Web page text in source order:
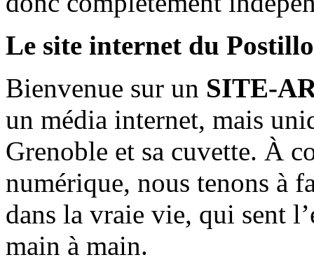
Le site internet du
Bienvenue sur un SITE-
un média internet, mais
Grenoble et sa cuvette. À
numérique, nous tenons à
dans la vraie vie, qui sent
main à main.